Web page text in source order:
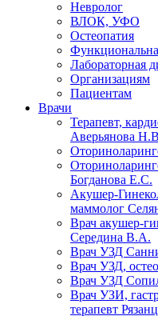
Невролог
ВЛОК, УФО
Остеопатия
Лабораторная
Организациям
Пациентам
Врачи
Терапевт,
Аверьянова
Богданова Е.С.
Акушер-
маммолог
Врач акушер-
Середина В.А.
Врач УЗД
Врач УЗД,
Врач УЗД
Врач УЗИ,
терапевт